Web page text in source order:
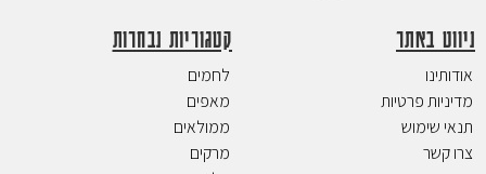
ניווט באתר
אודותינו
מדיניות פרטיות
תנאי שימוש
צרו קשר
קטגוריות נבחרות
לחמים
מאפים
ממולאים
מרקים